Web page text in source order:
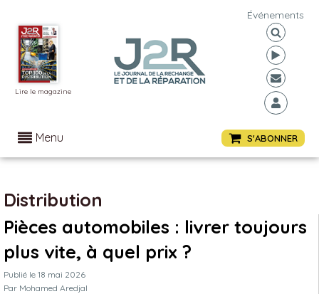
Lire le magazine
Événements
Menu S'ABONNER
Distribution
Pièces automobiles : livrer toujours
plus vite, à quel prix ?
Publié le 18 mai 2026
Par Mohamed Aredjal